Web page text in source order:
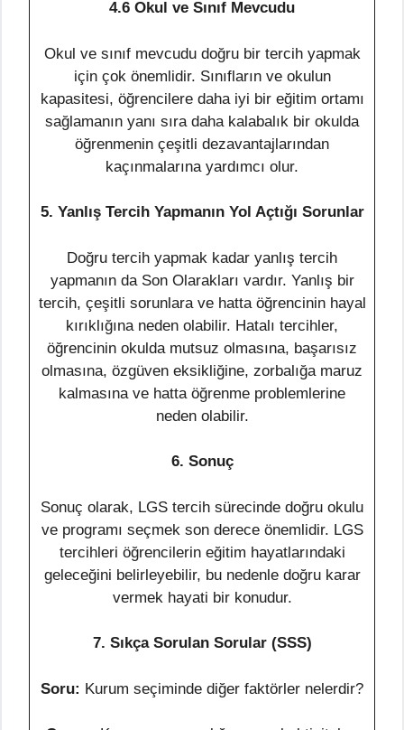
4.6 Okul ve Sınıf Mevcudu
Okul ve sınıf mevcudu doğru bir tercih yapmak
için çok önemlidir. Sınıfların ve okulun
kapasitesi, öğrencilere daha iyi bir eğitim ortamı
sağlamanın yanı sıra daha kalabalık bir okulda
öğrenmenin çeşitli dezavantajlarından
kaçınmalarına yardımcı olur.
5. Yanlış Tercih Yapmanın Yol Açtığı Sorunlar
Doğru tercih yapmak kadar yanlış tercih
yapmanın da Son Olarakları vardır. Yanlış bir
tercih, çeşitli sorunlara ve hatta öğrencinin hayal
kırıklığına neden olabilir. Hatalı tercihler,
öğrencinin okulda mutsuz olmasına, başarısız
olmasına, özgüven eksikliğine, zorbalığa maruz
kalmasına ve hatta öğrenme problemlerine
neden olabilir.
6. Sonuç
Sonuç olarak, LGS tercih sürecinde doğru okulu
ve programı seçmek son derece önemlidir. LGS
tercihleri öğrencilerin eğitim hayatlarındaki
geleceğini belirleyebilir, bu nedenle doğru karar
vermek hayati bir konudur.
7. Sıkça Sorulan Sorular (SSS)
Soru: Kurum seçiminde diğer faktörler nelerdir?